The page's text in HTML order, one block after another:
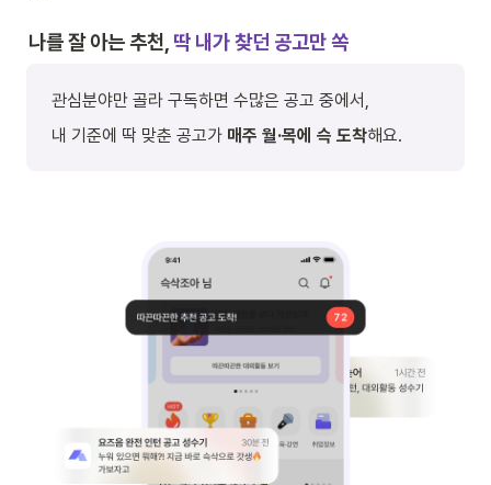
나를 잘 아는 추천, 딱 내가 찾던 공고만 쏙
관심분야만 골라 구독하면 수많은 공고 중에서,
내 기준에 딱 맞춘 공고가 매주 월·︎목에 슥 도착해요.